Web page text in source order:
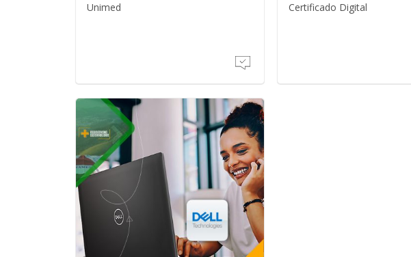
Unimed Certificado Digital